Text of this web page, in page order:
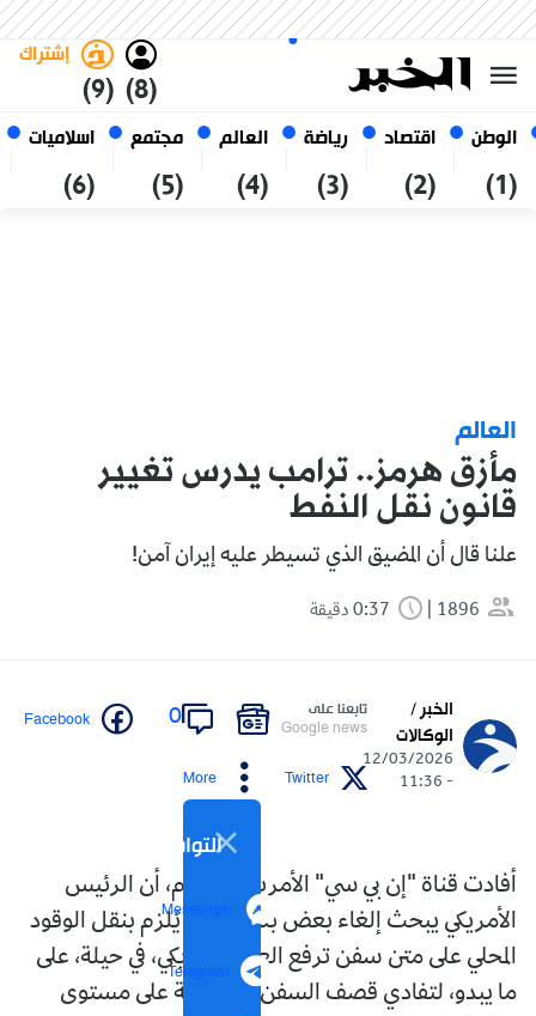
الوطن
(1)
اقتصاد
(2)
رياضة
(3)
العالم
(4)
مجتمع
(5)
اسلاميات
(6)
(8)
إشتراك
(9)
07 أغسطس 2026
الجزائر
العالم
مأزق هرمز.. ترامب يدرس تغيير
قانون نقل النفط
علنا قال أن المضيق الذي تسيطر عليه إيران آمن!
1896
الخبر /
الوكالات
12/03/2026
- 11:36
تابعنا على
Google news
0
Facebook
Twitter
More
التواصل الاجتماعي
Messenger
Telegram
أفادت قناة "إن بي سي" الأمريكية، اليوم، أن الرئيس
الأمريكي يبحث إلغاء بعض بنود قانون يُلزم بنقل الوقود
المحلي على متن سفن ترفع العلم الأمريكي، في حيلة، على
ما يبدو، لتفادي قصف السفن الأمريكية على مستوى